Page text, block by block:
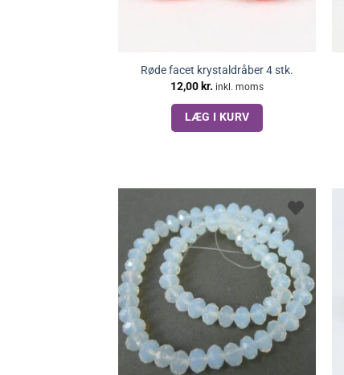
Røde facet krystaldråber 4 stk.
12,00 kr. inkl. moms
LÆG I KURV